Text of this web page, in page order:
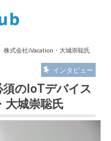
株式会社iVacation・大城崇聡氏
インタビュー
須のIoTデバイス
大城崇聡氏